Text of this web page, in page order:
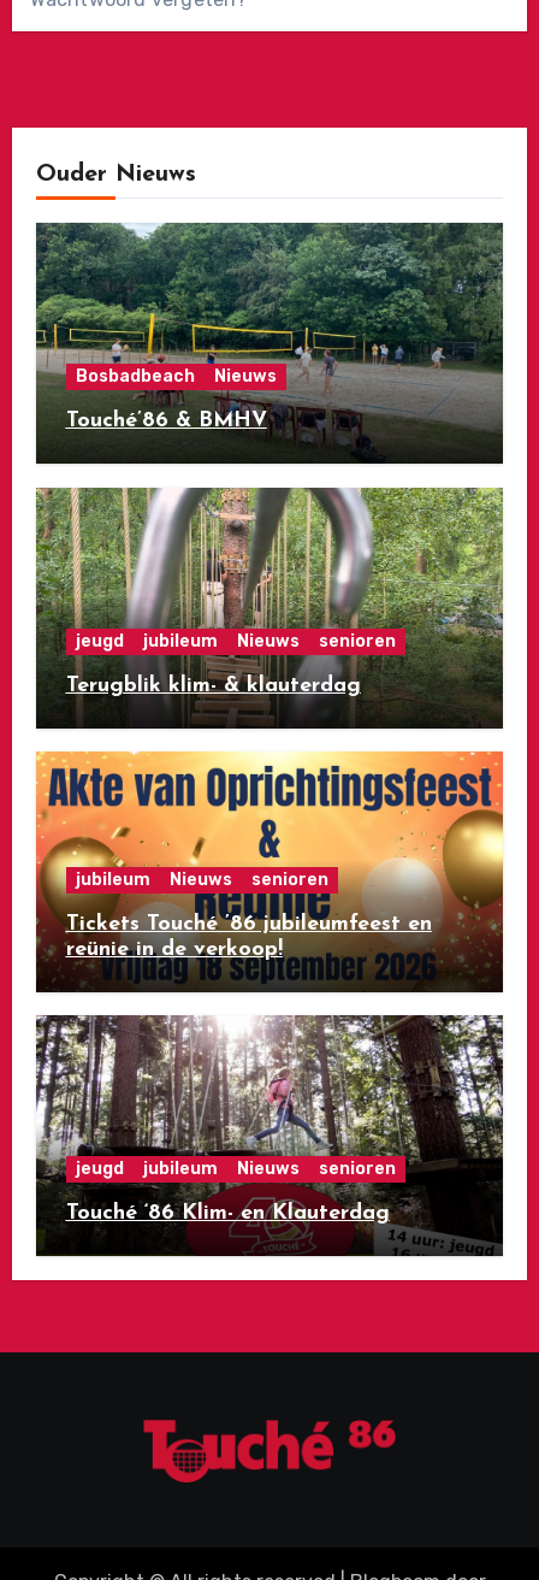
Ouder Nieuws
Bosbadbeach Nieuws
Touché’86 & BMHV
jeugd jubileum Nieuws senioren
Terugblik klim- & klauterdag
jubileum Nieuws senioren
Tickets Touché ’86 jubileumfeest en
reünie in de verkoop!
jeugd jubileum Nieuws senioren
Touché ‘86 Klim- en Klauterdag